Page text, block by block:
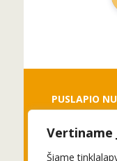
Vertiname
Šiame
PUSLAPIO
Slapukai
Privatumo politika